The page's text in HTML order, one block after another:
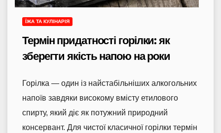
ЇЖА ТА КУЛІНАРІЯ
Термін придатності горілки: як
зберегти якість напою на роки
Горілка — один із найстабільніших алкогольних
напоїв завдяки високому вмісту етилового
спирту, який діє як потужний природний
консервант. Для чистої класичної горілки термін